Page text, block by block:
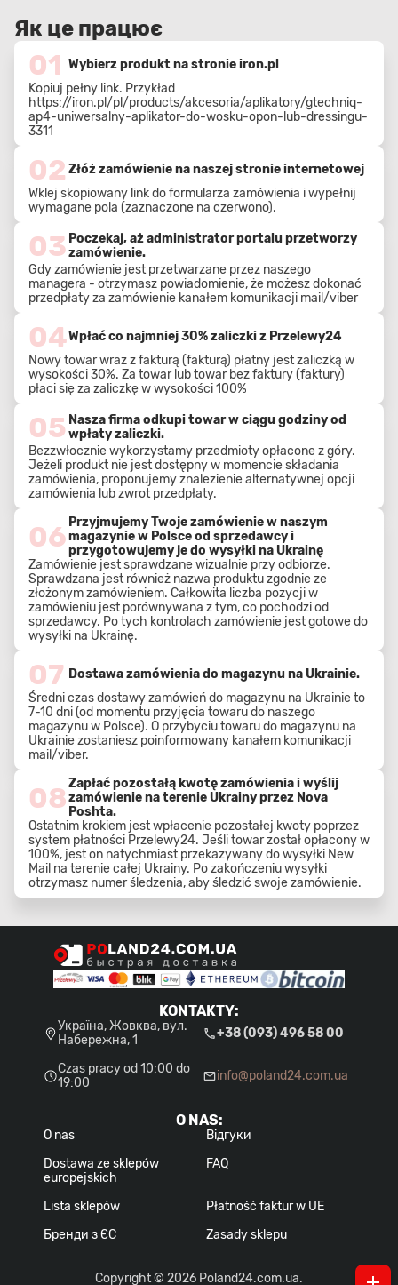
Як це працює
01 Wybierz produkt na stronie iron.pl
Kopiuj pełny link. Przykład
https://iron.pl/pl/products/akcesoria/aplikatory/gtechniq-
ap4-uniwersalny-aplikator-do-wosku-opon-lub-dressingu-
3311
02 Złóż zamówienie na naszej stronie internetowej
Wklej skopiowany link do formularza zamówienia i wypełnij
wymagane pola (zaznaczone na czerwono).
03 Poczekaj, aż administrator portalu przetworzy
zamówienie.
Gdy zamówienie jest przetwarzane przez naszego
managera - otrzymasz powiadomienie, że możesz dokonać
przedpłaty za zamówienie kanałem komunikacji mail/viber
04Wpłać co najmniej 30% zaliczki z Przelewy24
Nowy towar wraz z fakturą (fakturą) płatny jest zaliczką w
wysokości 30%. Za towar lub towar bez faktury (faktury)
płaci się za zaliczkę w wysokości 100%
05 Nasza firma odkupi towar w ciągu godziny od
wpłaty zaliczki.
Bezzwłocznie wykorzystamy przedmioty opłacone z góry.
Jeżeli produkt nie jest dostępny w momencie składania
zamówienia, proponujemy znalezienie alternatywnej opcji
zamówienia lub zwrot przedpłaty.
06 Przyjmujemy Twoje zamówienie w naszym
magazynie w Polsce od sprzedawcy i
przygotowujemy je do wysyłki na Ukrainę
Zamówienie jest sprawdzane wizualnie przy odbiorze.
Sprawdzana jest również nazwa produktu zgodnie ze
złożonym zamówieniem. Całkowita liczba pozycji w
zamówieniu jest porównywana z tym, co pochodzi od
sprzedawcy. Po tych kontrolach zamówienie jest gotowe do
wysyłki na Ukrainę.
07 Dostawa zamówienia do magazynu na Ukrainie.
Średni czas dostawy zamówień do magazynu na Ukrainie to
7-10 dni (od momentu przyjęcia towaru do naszego
magazynu w Polsce). O przybyciu towaru do magazynu na
Ukrainie zostaniesz poinformowany kanałem komunikacji
mail/viber.
08Zapłać pozostałą kwotę zamówienia i wyślij
zamówienie na terenie Ukrainy przez Nova
Poshta.
Ostatnim krokiem jest wpłacenie pozostałej kwoty poprzez
system płatności Przelewy24. Jeśli towar został opłacony w
100%, jest on natychmiast przekazywany do wysyłki New
Mail na terenie całej Ukrainy. Po zakończeniu wysyłki
otrzymasz numer śledzenia, aby śledzić swoje zamówienie.
O NAS:
O nas
Dostawa ze sklepów
europejskich
Lista sklepów
Бренди з ЄС
Відгуки
FAQ
Płatność faktur w UE
Zasady sklepu
KONTAKTY:
Україна, Жовква, вул.
Набережна, 1
Czas pracy od 10:00 do
19:00
+38 (093) 496 58 00
info@poland24.com.ua
Copyright © 2026 Poland24.com.ua.